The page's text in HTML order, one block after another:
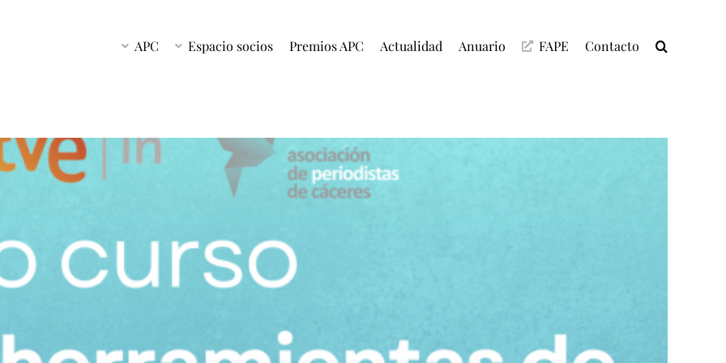
APC Espacio socios Premios APC Actualidad Anuario FAPE Contacto